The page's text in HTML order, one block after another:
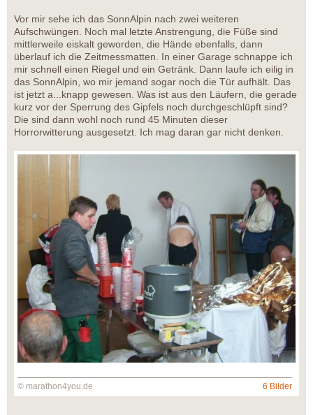
Vor mir sehe ich das SonnAlpin nach zwei weiteren
Aufschwüngen. Noch mal letzte Anstrengung, die Füße sind
mittlerweile eiskalt geworden, die Hände ebenfalls, dann
überlauf ich die Zeitmessmatten. In einer Garage schnappe ich
mir schnell einen Riegel und ein Getränk. Dann laufe ich eilig in
das SonnAlpin, wo mir jemand sogar noch die Tür aufhält. Das
ist jetzt a...knapp gewesen. Was ist aus den Läufern, die gerade
kurz vor der Sperrung des Gipfels noch durchgeschlüpft sind?
Die sind dann wohl noch rund 45 Minuten dieser
Horrorwitterung ausgesetzt. Ich mag daran gar nicht denken.
© marathon4you.de 6 Bilder